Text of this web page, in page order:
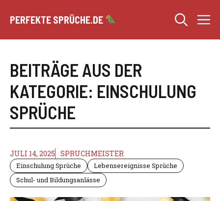
Inhalt
PERFEKTE SPRÜCHE.DE
BEITRÄGE AUS DER
KATEGORIE: EINSCHULUNG
SPRÜCHE
JULI 14, 2025 SPRUCHMEISTER
Einschulung Sprüche
Lebensereignisse Sprüche
Schul- und Bildungsanlässe